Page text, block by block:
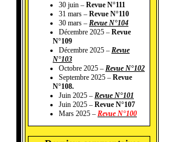
30 juin – Revue N°111
31 mars – Revue N°110
30 mars – Revue N°104
Décembre 2025 – Revue
N°109
Décembre 2025 – Revue
N°103
Octobre 2025 – Revue N°102
Septembre 2025 – Revue
N°108.
Juin 2025 – Revue N°101
Juin 2025 – Revue N°107
Mars 2025 – Revue N°100